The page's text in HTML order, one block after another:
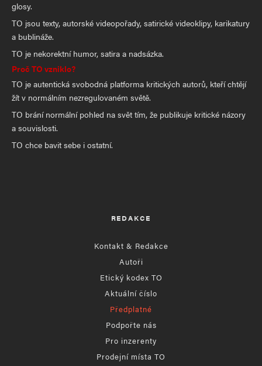
glosy.
TO jsou texty, autorské videopořady, satirické videoklipy, karikatury
a bublináže.
TO je nekorektní humor, satira a nadsázka.
Proč TO vzniklo?
TO je autentická svobodná platforma kritických autorů, kteří chtějí
žít v normálním nezregulovaném světě.
TO brání normální pohled na svět tím, že publikuje kritické názory
a souvislosti.
TO chce bavit sebe i ostatní.
REDAKCE
Kontakt & Redakce
Autoři
Etický kodex TO
Aktuální číslo
Předplatné
Podpořte nás
Pro inzerenty
Prodejní místa TO